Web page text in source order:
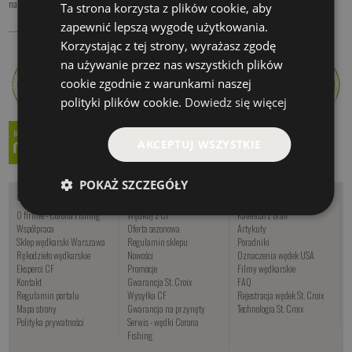
narzędzia. Jak podpowiada ...
O nas
O firmie - Corona Fishing
Współpraca
Sklep wędkarski Warszawa
Rękodzieło wędkarskie
Eksperci CF
Kontakt
Regulamin portalu
Mapa strony
Polityka prywatności
Wędkuj z CF
Oferta sezonowa
Regulamin sklepu
Nowości
Promocje
Gwarancja St. Croix
Wysyłka CF
Gwarancja na przynęty
Serwis - wędki Corona
Fishing
Kalendarz brań
Artykuły
Poradniki
Oznaczenia wędek USA
Filmy wędkarskie
FAQ
Rejestracja wędek St. Croix
Technologia St. Croix
Ta strona korzysta z plików cookie, aby
zapewnić lepszą wygodę użytkowania.
Korzystając z tej strony, wyrażasz zgodę
na używanie przez nas wszystkich plików
cookie zgodnie z warunkami naszej
polityki plików cookie. Dowiedz się więcej
AKCEPTUJ WSZYSTKIE
POKAŻ SZCZEGÓŁY